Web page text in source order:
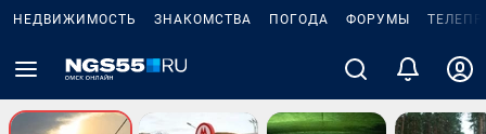
НЕДВИЖИМОСТЬ ЗНАКОМСТВА ПОГОДА ФОРУМЫ